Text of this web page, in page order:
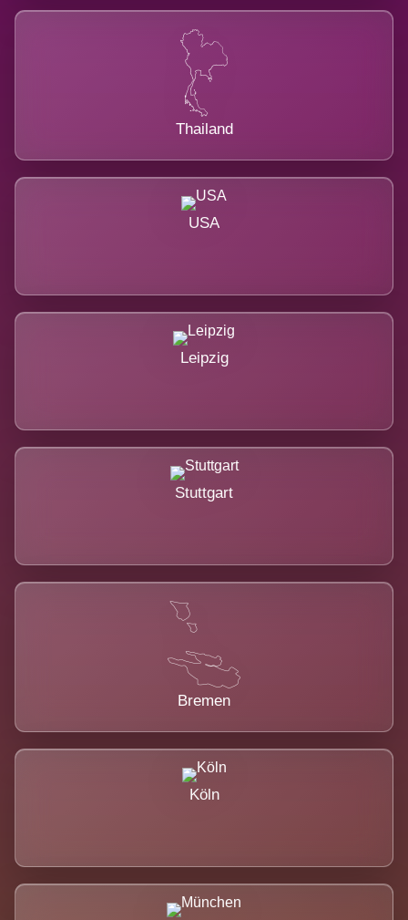
Thailand
USA
Leipzig
Stuttgart
Bremen
Köln